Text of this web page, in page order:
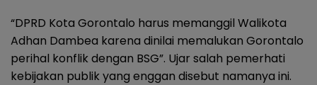
“DPRD Kota Gorontalo harus memanggil Walikota
Adhan Dambea karena dinilai memalukan Gorontalo
perihal konflik dengan BSG”. Ujar salah pemerhati
kebijakan publik yang enggan disebut namanya ini.